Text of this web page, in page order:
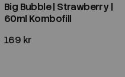
Big Bubble | Strawberry |
60ml Kombofill
169 kr